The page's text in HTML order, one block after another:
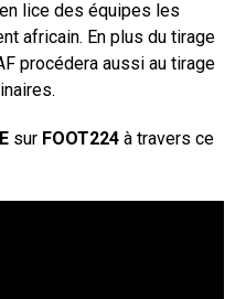
lice des équipes les
africain. En plus du tirage
procédera aussi au tirage
sur FOOT224 à travers ce